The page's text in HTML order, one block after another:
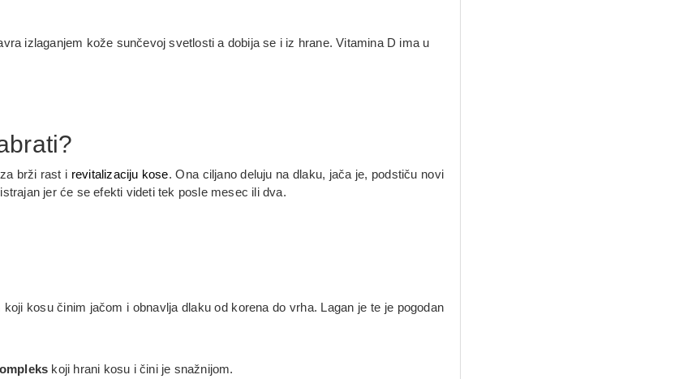
izlaganjem kože sunčevoj svetlosti a dobija se i iz hrane. Vitamina D ima u
brži rast i revitalizaciju kose. Ona ciljano deluju na dlaku, jača je, podstiču novi
jer će se efekti videti tek posle mesec ili dva.
koji kosu činim jačom i obnavlja dlaku od korena do vrha. Lagan je te je pogodan
koji hrani kosu i čini je snažnijom.